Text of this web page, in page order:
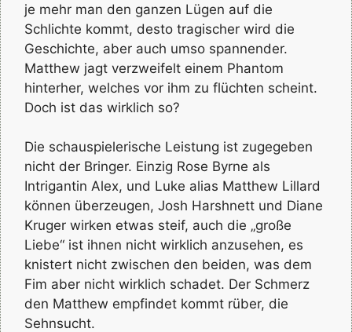
je mehr man den ganzen Lügen auf die
Schlichte kommt, desto tragischer wird die
Geschichte, aber auch umso spannender.
Matthew jagt verzweifelt einem Phantom
hinterher, welches vor ihm zu flüchten scheint.
Doch ist das wirklich so?
Die schauspielerische Leistung ist zugegeben
nicht der Bringer. Einzig Rose Byrne als
Intrigantin Alex, und Luke alias Matthew Lillard
können überzeugen, Josh Harshnett und Diane
Kruger wirken etwas steif, auch die „große
Liebe“ ist ihnen nicht wirklich anzusehen, es
knistert nicht zwischen den beiden, was dem
Fim aber nicht wirklich schadet. Der Schmerz
den Matthew empfindet kommt rüber, die
Sehnsucht.